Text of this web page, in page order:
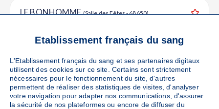
LE BONHOMME(Salle des Fêtes - 68650)
Le vendredi 25 septembre de 16h30 à 19h30
PRENDRE RENDEZ-VOUS
Etablissement français du sang
L'Etablissement français du sang et ses partenaires digitaux
utilisent des cookies sur ce site. Certains sont strictement
nécessaires pour le fonctionnement du site, d'autres
permettent de réaliser des statistiques de visites, d'analyser
votre navigation pour adapter nos communications, d'assurer
la sécurité de nos plateformes ou encore de diffuser du